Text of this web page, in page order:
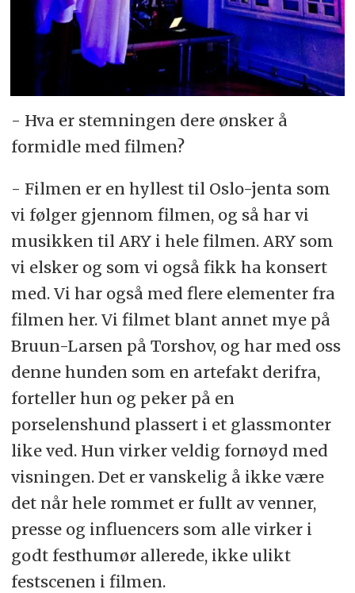
- Hva er stemningen dere ønsker å
formidle med filmen?
- Filmen er en hyllest til Oslo-jenta som
vi følger gjennom filmen, og så har vi
musikken til ARY i hele filmen. ARY som
vi elsker og som vi også fikk ha konsert
med. Vi har også med flere elementer fra
filmen her. Vi filmet blant annet mye på
Bruun-Larsen på Torshov, og har med oss
denne hunden som en artefakt derifra,
forteller hun og peker på en
porselenshund plassert i et glassmonter
like ved. Hun virker veldig fornøyd med
visningen. Det er vanskelig å ikke være
det når hele rommet er fullt av venner,
presse og influencers som alle virker i
godt festhumør allerede, ikke ulikt
festscenen i filmen.